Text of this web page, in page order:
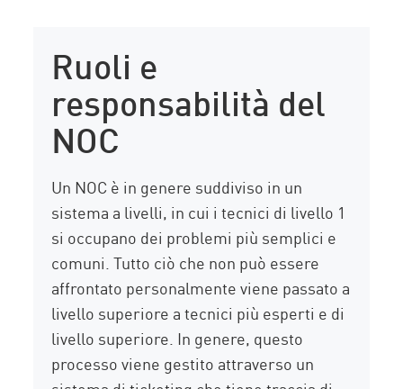
Ruoli e
responsabilità del
NOC
Un NOC è in genere suddiviso in un
sistema a livelli, in cui i tecnici di livello 1
si occupano dei problemi più semplici e
comuni. Tutto ciò che non può essere
affrontato personalmente viene passato a
livello superiore a tecnici più esperti e di
livello superiore. In genere, questo
processo viene gestito attraverso un